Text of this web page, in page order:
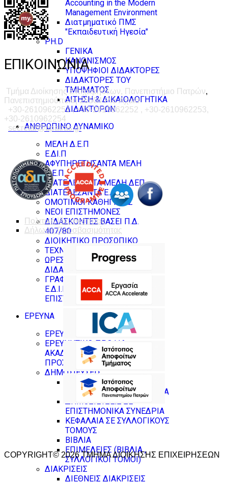
Accounting in the Modern
Management Environment
Διατμηματικό ΠΜΣ
"Εκπαιδευτική Ηγεσία"
PH.D
ΓΕΝΙΚΑ
ΚΑΝΟΝΙΣΜΟΣ
ΥΠΟΨΗΦΙΟΙ ΔΙΔΑΚΤΟΡΕΣ
ΔΙΔΑΚΤΟΡΕΣ ΤΟΥ
ΤΜΗΜΑΤΟΣ
ΑΙΤΗΣΗ & ΔΙΚΑΙΟΛΟΓΗΤΙΚΑ
ΔΙΔΑΚΤΟΡΩΝ
ΑΝΘΡΩΠΙΝΟ ΔΥΝΑΜΙΚΟ
ΜΕΛΗ Δ.Ε.Π
Ε.ΔΙ.Π
ΑΦΥΠΗΡΕΤΗΣΑΝΤΑ ΜΕΛΗ
Δ.Ε.Π
ΔΙΑΤΕΛΕΣΑΝΤΑ ΜΕΛΗ ΔΕΠ
ΔΙΑΤΕΛΕΣΑΝΤΑ Ε.ΔΙ.Π
ΟΜΟΤΙΜΟΙ ΚΑΘΗΓΗΤΕΣ
ΝΕΟΙ ΕΠΙΣΤΗΜΟΝΕΣ
ΔΙΔΑΣΚΟΝΤΕΣ ΒΑΣΕΙ Π.Δ.
407/80
ΔΙΟΙΚΗΤΙΚΟ ΠΡΟΣΩΠΙΚΟ
ΤΕΧΝΙΚΟΙ ΥΠΕΥΘΥΝΟΙ
ΩΡΕΣ ΓΡΑΦΕΙΟΥ
ΔΙΔΑΣΚΟΝΤΩΝ
ΓΡΑΦΕΙΑ ΜΕΛΩΝ Δ.Ε.Π ,
Ε.Δ.Ι.Π & ΝΕΩΝ
ΕΠΙΣΤΗΜΟΝΩΝ
ΕΡΕΥΝΑ
ΕΡΕΥΝΗΤΙΚΑ ΕΡΓΑΣΤΗΡΙΑ
ΕΡΕΥΝΗΤΙΚΟ ΠΡΟΦΙΛ
ΑΚΑΔΗΜΑΪΚΟΥ
ΠΡΟΣΩΠΙΚΟΥ
ΔΗΜΟΣΙΕΥΣΕΙΣ
ΔΗΜΟΣΙΕΥΣΕΙΣ ΣΕ
ΕΠΙΣΤΗΜΟΝΙΚΑ ΠΕΡΙΟΔΙΚΑ
ΔΗΜΟΣΙΕΥΣΕΙΣ ΣΕ
ΕΠΙΣΤΗΜΟΝΙΚΑ ΣΥΝΕΔΡΙΑ
ΚΕΦΑΛΑΙΑ ΣΕ ΣΥΛΛΟΓΙΚΟΥΣ
ΤΟΜΟΥΣ
ΒΙΒΛΙΑ
ΕΠΙΜΕΛΕΙΕΣ (ΒΙΒΛΙΑ ,
ΣΥΛΛΟΓΙΚΟΙ ΤΟΜΟΙ)
ΔΙΑΚΡΙΣΕΙΣ
ΔΙΕΘΝΕΙΣ ΔΙΑΚΡΙΣΕΙΣ
ΕΠΙΚΟΙΝΩΝΙΑ
Τμήμα Διοίκησης Επιχειρήσεων, Πανεπιστήμιο Πατρών,
Πανεπιστημιούπολη 26504 Ρίο Αχαΐα
+30-2610962251 , +30-2610962252 , +30-2610962253,
+30-2610962254
secretar@upatras.gr
Πολιτική Ιδιωτικοτητας
Δήλωση Προσβασιμότητας
COPYRIGHT© 2026 ΤΜΗΜΑ ΔΙΟΙΚΗΣΗΣ ΕΠΙΧΕΙΡΗΣΕΩΝ